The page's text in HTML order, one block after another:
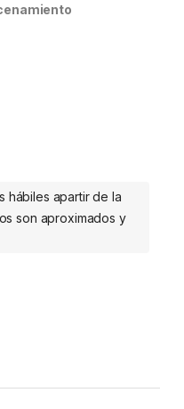
p Macho - VGA 15-p
hábiles apartir de la
son aproximados y